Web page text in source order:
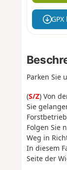
Parken Sie
(S/Z) Von
Sie
Folgen Sie
Weg in
In diesem
Seite der